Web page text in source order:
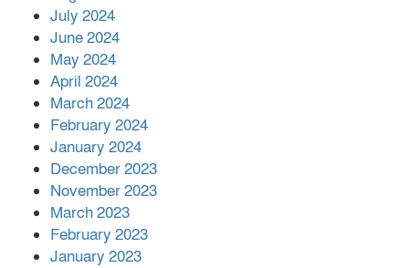
July 2024
June 2024
May 2024
April 2024
March 2024
February 2024
January 2024
December 2023
November 2023
March 2023
February 2023
January 2023